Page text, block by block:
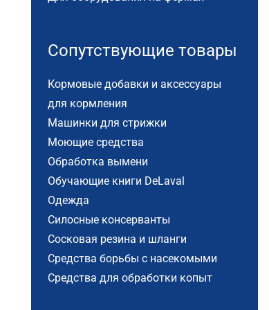
Сопутствующие товары
Кормовые добавки и аксессуары
для кормления
Машинки для стрижки
Моющие средства
Обработка вымени
Обучающие книги DeLaval
Одежда
Силосные консерванты
Сосковая резина и шланги
Средства борьбы с насекомыми
Средства для обработки копыт